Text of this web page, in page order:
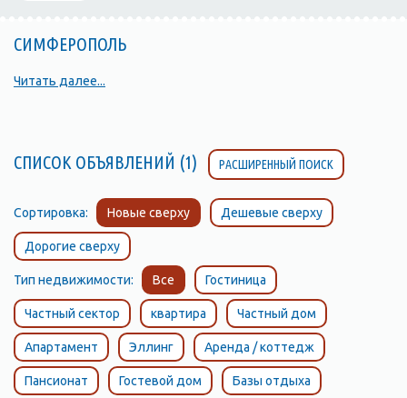
СИМФЕРОПОЛЬ
Читать далее...
СПИСОК ОБЪЯВЛЕНИЙ (1) РАСШИРЕННЫЙ ПОИСК
Сортировка: Новые сверху Дешевые сверху
Дорогие сверху
Тип недвижимости: Все Гостиница
Частный сектор квартира Частный дом
Апартамент Эллинг Аренда / коттедж
Пансионат Гостевой дом Базы отдыха